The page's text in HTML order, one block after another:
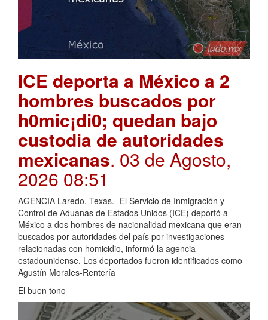
ICE deporta a México a 2
hombres buscados por
h0mic¡di0; quedan bajo
custodia de autoridades
mexicanas. 03 de Agosto,
2026 08:51
AGENCIA Laredo, Texas.- El Servicio de Inmigración y
Control de Aduanas de Estados Unidos (ICE) deportó a
México a dos hombres de nacionalidad mexicana que eran
buscados por autoridades del país por investigaciones
relacionadas con homicidio, informó la agencia
estadounidense. Los deportados fueron identificados como
Agustín Morales-Rentería
El buen tono